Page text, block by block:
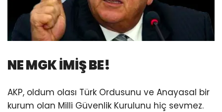
NE MGK İMİŞ BE!
AKP, oldum olası Türk Ordusunu ve Anayasal bir
kurum olan Milli Güvenlik Kurulunu hiç sevmez.